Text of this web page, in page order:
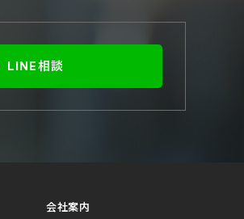
LINE相談
会社案内